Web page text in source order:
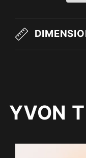
YVON